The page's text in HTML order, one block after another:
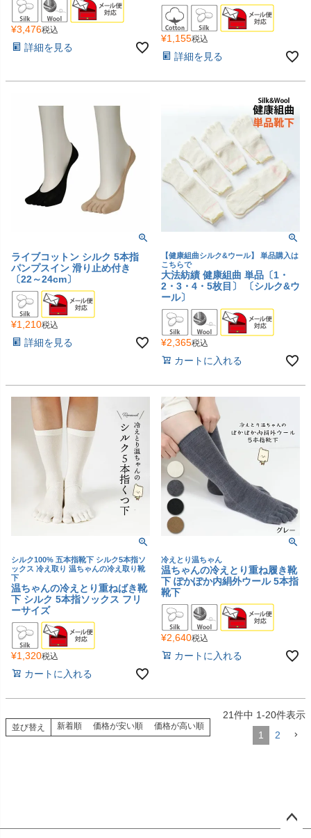
¥3,476税込
詳細を見る
¥1,155税込
詳細を見る
ライブコットン シルク 5本指
パンプスイン 滑り止め付き
〔22～24cm〕
¥1,210税込
詳細を見る
【健康組曲シルク&ウール】 単品購入は
こちらで
大法紡績 健康組曲 単品〔1・
2・3・4・5枚目〕 〔シルク&ウ
ール〕
¥2,365税込
カートに入れる
シルク100% 五本指靴下 シルク5本指ソ
ックス 冷え取り 温ちゃんの冷え取り靴
下
温ちゃんの冷えとり重ねばき靴
下 シルク 5本指ソックス フリ
ーサイズ
¥1,320税込
カートに入れる
冷えとり温ちゃん
温ちゃんの冷えとり重ね履き靴
下 ぽかぽか内絹外ウール 5本指
靴下
¥2,640税込
カートに入れる
並び替え 新着順 価格が安い順 価格が高い順
21件中 1-20件表示
1
2